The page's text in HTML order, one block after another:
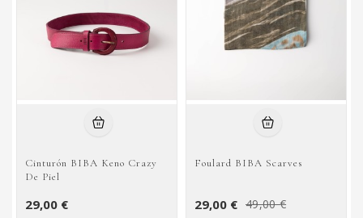
Cinturón BIBA Keno Crazy
De Piel
29,00 €
Foulard BIBA Scarves
29,00 € 49,00 €